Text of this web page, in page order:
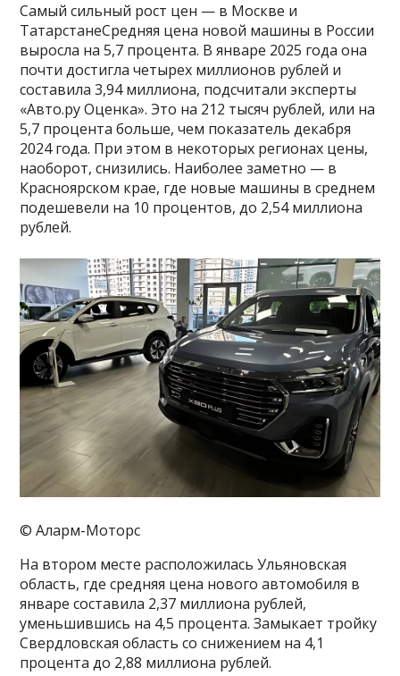
Самый сильный рост цен — в Москве и
ТатарстанеСредняя цена новой машины в России
выросла на 5,7 процента. В январе 2025 года она
почти достигла четырех миллионов рублей и
составила 3,94 миллиона, подсчитали эксперты
«Авто.ру Оценка». Это на 212 тысяч рублей, или на
5,7 процента больше, чем показатель декабря
2024 года. При этом в некоторых регионах цены,
наоборот, снизились. Наиболее заметно — в
Красноярском крае, где новые машины в среднем
подешевели на 10 процентов, до 2,54 миллиона
рублей.
© Аларм-Моторс
На втором месте расположилась Ульяновская
область, где средняя цена нового автомобиля в
январе составила 2,37 миллиона рублей,
уменьшившись на 4,5 процента. Замыкает тройку
Свердловская область со снижением на 4,1
процента до 2,88 миллиона рублей.